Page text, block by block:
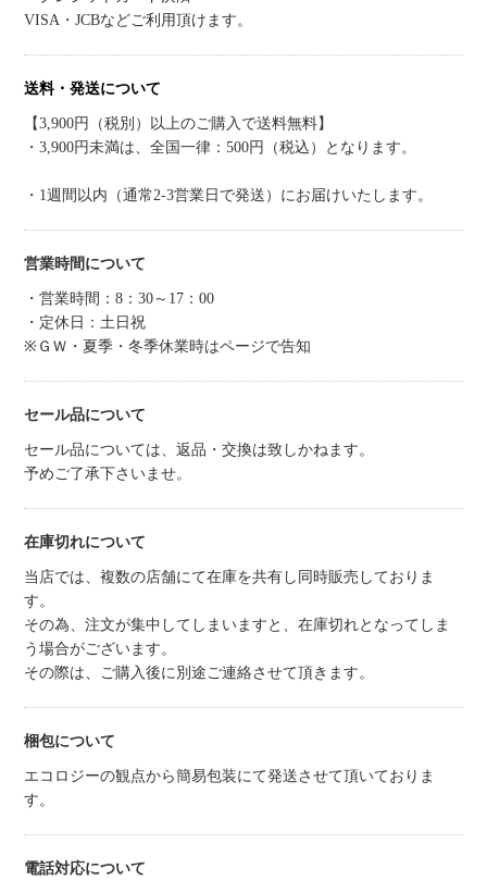
VISA・JCBなどご利用頂けます。
送料・発送について
【3,900円（税別）以上のご購入で送料無料】
・3,900円未満は、全国一律：500円（税込）となります。
・1週間以内（通常2-3営業日で発送）にお届けいたします。
営業時間について
・営業時間：8：30～17：00
・定休日：土日祝
※ＧＷ・夏季・冬季休業時はページで告知
セール品について
セール品については、返品・交換は致しかねます。
予めご了承下さいませ。
在庫切れについて
当店では、複数の店舗にて在庫を共有し同時販売しておりま
す。
その為、注文が集中してしまいますと、在庫切れとなってしま
う場合がございます。
その際は、ご購入後に別途ご連絡させて頂きます。
梱包について
エコロジーの観点から簡易包装にて発送させて頂いておりま
す。
電話対応について